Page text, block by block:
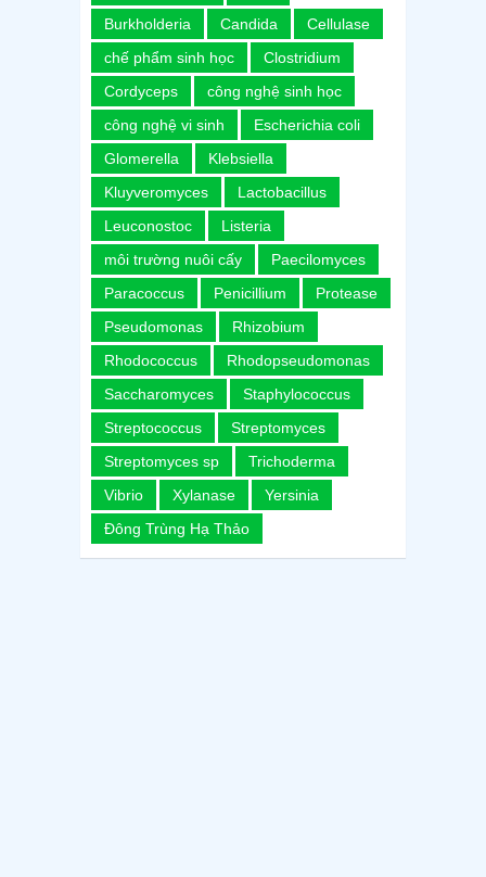
Burkholderia
Candida
Cellulase
chế phẩm sinh học
Clostridium
Cordyceps
công nghệ sinh học
công nghệ vi sinh
Escherichia coli
Glomerella
Klebsiella
Kluyveromyces
Lactobacillus
Leuconostoc
Listeria
môi trường nuôi cấy
Paecilomyces
Paracoccus
Penicillium
Protease
Pseudomonas
Rhizobium
Rhodococcus
Rhodopseudomonas
Saccharomyces
Staphylococcus
Streptococcus
Streptomyces
Streptomyces sp
Trichoderma
Vibrio
Xylanase
Yersinia
Đông Trùng Hạ Thảo